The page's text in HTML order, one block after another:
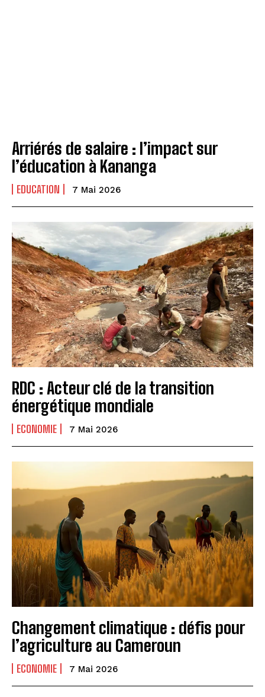
Arriérés de salaire : l’impact sur
l’éducation à Kananga
EDUCATION 7 Mai 2026
RDC : Acteur clé de la transition
énergétique mondiale
ECONOMIE 7 Mai 2026
Changement climatique : défis pour
l’agriculture au Cameroun
ECONOMIE 7 Mai 2026